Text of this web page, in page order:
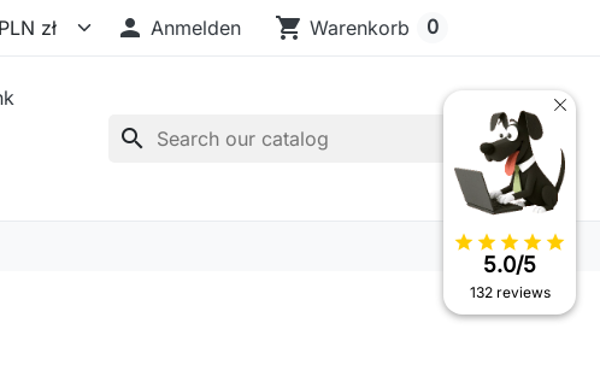
 Anmelden shopping_cart Warenkorb 0
search
star star star star star
5.0/5
132 reviews